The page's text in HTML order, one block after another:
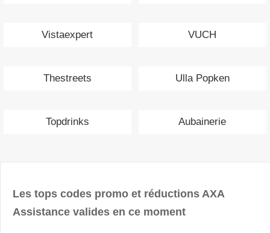
Vistaexpert VUCH
Thestreets Ulla Popken
Topdrinks Aubainerie
Les tops codes promo et réductions AXA
Assistance valides en ce moment